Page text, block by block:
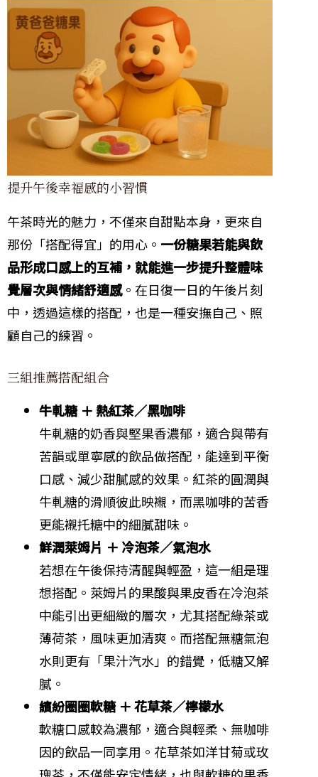
提升午後幸福感的小習慣
午茶時光的魅力，不僅來自甜點本身，更來自
那份「搭配得宜」的用心。 一份糖果若能與飲
品形成口感上的互補，就能進一步提升整體味
覺層次與情緒舒適感。在日復一日的午後片刻
中，透過這樣的搭配，也是一種安撫自己、照
顧自己的練習。
三組推薦搭配組合
牛軋糖 ＋ 熱紅茶／黑咖啡
牛軋糖的奶香與堅果香濃郁，適合與帶有
苦韻或單寧感的飲品做搭配，能達到平衡
口感、減少甜膩感的效果。紅茶的圓潤與
牛軋糖的滑順彼此映襯，而黑咖啡的苦香
更能襯托糖中的細膩甜味。
鮮潤萊姆片 ＋ 冷泡茶／氣泡水
若想在午後保持清醒與輕盈，這一組是理
想搭配。萊姆片的果酸與果皮香在冷泡茶
中能引出更細緻的層次，尤其搭配綠茶或
薄荷茶，風味更加清爽。而搭配無糖氣泡
水則更有「果汁汽水」的錯覺，低糖又解
膩。
繽紛圈圈軟糖 ＋ 花草茶／檸檬水
軟糖口感較為濃郁，適合與輕柔、無咖啡
因的飲品一同享用。花草茶如洋甘菊或玫